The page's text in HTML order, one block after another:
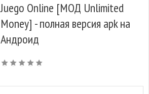
Juego Online [МОД Unlimited
Money] - полная версия apk на
Андроид